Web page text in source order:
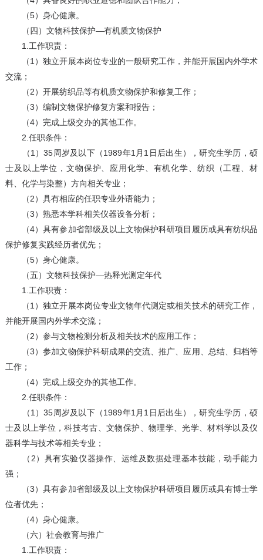
（5）身心健康。
（四）文物科技保护—有机质文物保护
1.工作职责：
（1）独立开展本岗位专业的一般研究工作，并能开展国内外学术
交流；
（2）开展纺织品等有机质文物保护和修复工作；
（3）编制文物保护修复方案和报告；
（4）完成上级交办的其他工作。
2.任职条件：
（1）35周岁及以下（1989年1月1日后出生），研究生学历，硕
士及以上学位，文物保护、应用化学、有机化学、纺织（工程、材
料、化学与染整）方向相关专业；
（2）具有相应的任职专业外语能力；
（3）熟悉本学科相关仪器设备分析；
（4）具有参加省部级及以上文物保护科研项目履历或具有纺织品
保护修复实践经历者优先；
（5）身心健康。
（五）文物科技保护—热释光测定年代
1.工作职责：
（1）独立开展本岗位专业文物年代测定或相关技术的研究工作，
并能开展国内外学术交流；
（2）参与文物检测分析及相关技术的应用工作；
（3）参加文物保护科研成果的交流、推广、应用、总结、归档等
工作；
（4）完成上级交办的其他工作。
2.任职条件：
（1）35周岁及以下（1989年1月1日后出生），研究生学历，硕
士及以上学位，科技考古、文物保护、物理学、光学、材料学以及仪
器科学与技术等相关专业；
（2）具有实验仪器操作、运维及数据处理基本技能，动手能力
强；
（3）具有参加省部级及以上文物保护科研项目履历或具有博士学
位者优先；
（4）身心健康。
（六）社会教育与推广
1.工作职责：